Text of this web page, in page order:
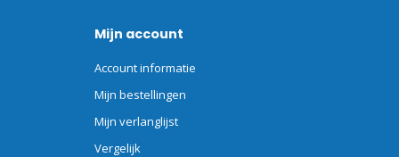
Mijn account
Account informatie
Mijn bestellingen
Mijn verlanglijst
Vergelijk